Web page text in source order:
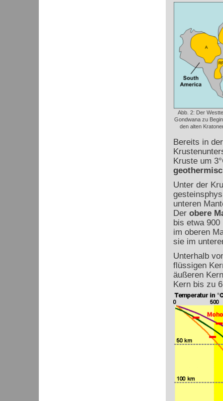
Abb. 2: Der
Gondwana zu
den alten
Bereits in
Kruste um
Unter der
unteren
Der obere
bis etwa
im oberen
sie im
Unterhalb
flüssigen
äußeren
Kern bis zu